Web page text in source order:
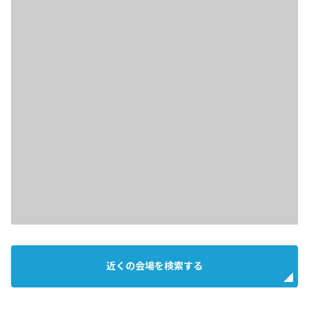
近くの会場を検索する